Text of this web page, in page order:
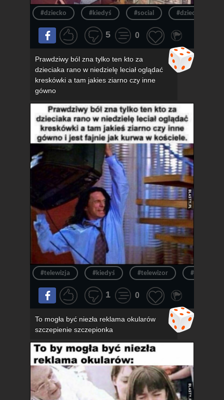
#dziecko #kiedyś #social #dzieciak
5 0
Prawdziwy ból zna tylko ten kto za
dzieciaka rano w niedzielę leciał oglądać
kreskówki a tam jakies ziarno czy inne
gówno
#telewizja #kiedyś #telewizor #ból
1 0
To mogła być niezła reklama okularów
szczepienie szczepionka